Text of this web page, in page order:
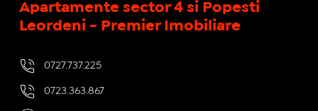
Apartamente sector 4 si Popesti
Leordeni - Premier Imobiliare
0727.737.225
0723.363.867